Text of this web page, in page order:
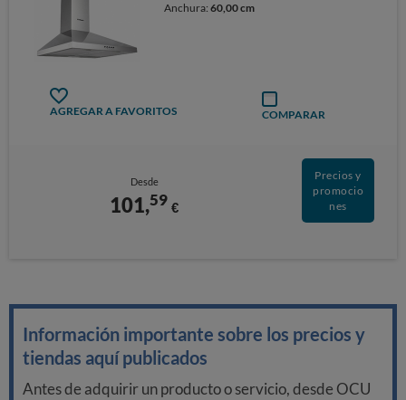
Anchura:60,00 cm
AGREGAR A FAVORITOS COMPARAR
Desde
101,59 €
Precios y
promocio
nes
Información importante sobre los precios y
tiendas aquí publicados
Antes de adquirir un producto o servicio, desde OCU